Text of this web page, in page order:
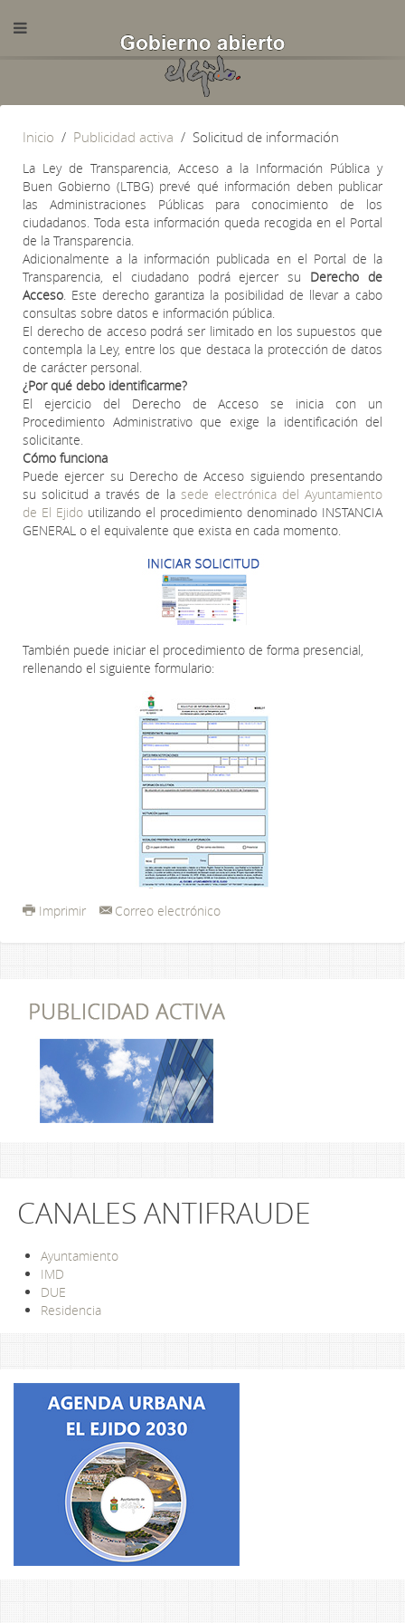
Inicio Publicidad activa Solicitud de información
La Ley de Transparencia, Acceso a la Información Pública y
Buen Gobierno (LTBG) prevé qué información deben publicar
las Administraciones Públicas para conocimiento de los
ciudadanos. Toda esta información queda recogida en el Portal
de la Transparencia.
Adicionalmente a la información publicada en el Portal de la
Transparencia, el ciudadano podrá ejercer su Derecho de
Acceso. Este derecho garantiza la posibilidad de llevar a cabo
consultas sobre datos e información pública.
El derecho de acceso podrá ser limitado en los supuestos que
contempla la Ley, entre los que destaca la protección de datos
de carácter personal.
¿Por qué debo identificarme?
El ejercicio del Derecho de Acceso se inicia con un
Procedimiento Administrativo que exige la identificación del
solicitante.
Cómo funciona
Puede ejercer su Derecho de Acceso siguiendo presentando
su solicitud a través de la sede electrónica del Ayuntamiento
de El Ejido utilizando el procedimiento denominado INSTANCIA
GENERAL o el equivalente que exista en cada momento.
También puede iniciar el procedimiento de forma presencial,
rellenando el siguiente formulario:
Imprimir Correo electrónico
CANALES ANTIFRAUDE
Ayuntamiento
IMD
DUE
Residencia